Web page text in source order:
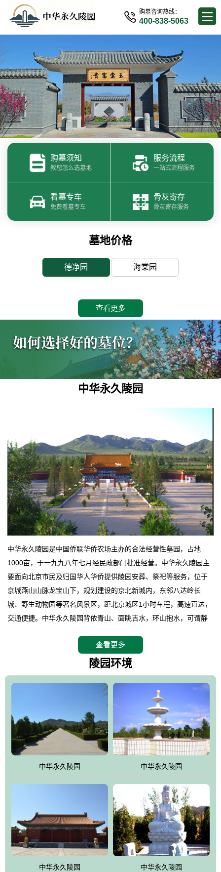
购墓咨询热线：
400-838-5063
购墓须知
教您怎么选墓地
服务流程
一站式流程服务
看墓专车
免费看墓专车
骨灰寄存
骨灰寄存服务
墓地价格
德净园 海棠园
查看更多
中华永久陵园
中华永久陵园是中国侨联华侨农场主办的合法经营性墓园，占地
1000亩，于一九九八年七月经民政部门批准经营。中华永久陵园主
要面向北京市民及归国华人华侨提供陵园安葬、祭祀等服务，位于
京城燕山山脉龙宝山下，规划建设的京北新城内，东邻八达岭长
城、野生动物园等著名风景区，距北京城区1小时车程，高速直达，
交通便捷。中华永久陵园背依青山、面眺吉水，环山抱水，可谓静
地。在总体设计上完全以中国传统文化作为前渠，由三条山脊环绕
而成，宛如一把太师椅，呈坐南朝北向，左青龙，右白虎，前朱
环绕挡住了外界的风吹，流动的生气遇到官厅的水又止住了，正好
符合山环水抱，藏风纳气的要求。中华永久陵园风景庄重典雅、气
势如宏，是华北地区最大的平川式墓园，陵园以皇家建筑风格为载
体吸取现代园林艺术之精华
查看更多
陵园环境
中华永久陵园 中华永久陵园
中华永久陵园 中华永久陵园